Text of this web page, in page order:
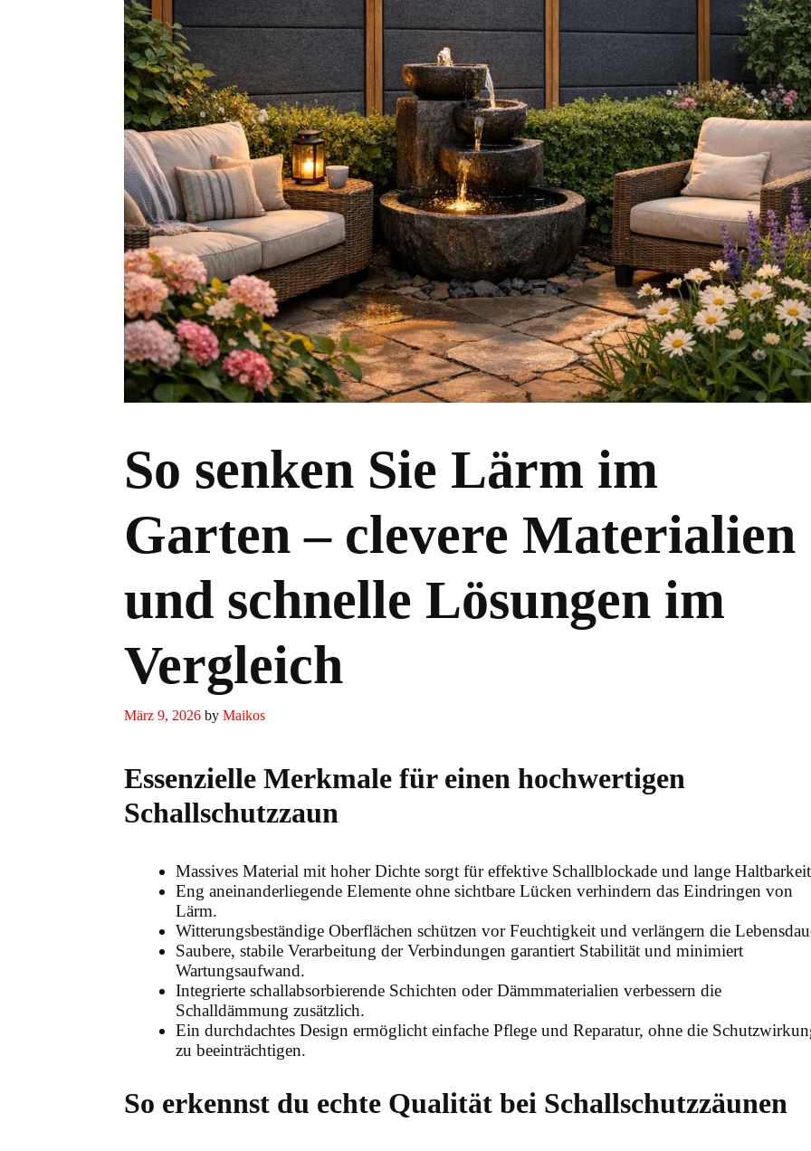
So senken Sie Lärm im
Garten – clevere Materialien
und schnelle Lösungen im
Vergleich
März 9, 2026 by Maikos
Essenzielle Merkmale für einen hochwertigen
Schallschutzzaun
Massives Material mit hoher Dichte sorgt für effektive Schallblockade und lange
Eng aneinanderliegende Elemente ohne sichtbare Lücken verhindern das Eindringen von
Lärm.
Witterungsbeständige Oberflächen schützen vor Feuchtigkeit und verlängern die
Saubere, stabile Verarbeitung der Verbindungen garantiert Stabilität und minimiert
Wartungsaufwand.
Integrierte schallabsorbierende Schichten oder Dämmmaterialien verbessern die
Schalldämmung zusätzlich.
Ein durchdachtes Design ermöglicht einfache Pflege und Reparatur, ohne die
zu beeinträchtigen.
So erkennst du echte Qualität bei Schallschutzzäunen